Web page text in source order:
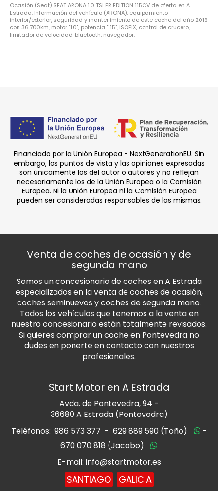
Ocasión (Seat) SEAT ARONA 1.0 TSI FR EDITION 115CV de oferta en A
Estrada. Información del vehículo (ARONA), equipamiento
interior/exterior, seguridad y mantenimiento de este coche del año 2019
con 36.700km, motor "1.0", potencia "115", ISOFIX, control de crucero,
limitador de velocidad, bluetooth, navegador.
Financiado por la Unión Europea - NextGenerationEU. Sin
embargo, los puntos de vista y las opiniones expresadas
son únicamente los del autor o autores y no reflejan
necesariamente los de la Unión Europea o la Comisión
Europea. Ni la Unión Europea ni la Comisión Europea
pueden ser consideradas responsables de las mismas.
Venta de coches de ocasión y de
segunda mano
Somos un concesionario de coches en A Estrada
especializados en la venta de coches de ocasión,
coches seminuevos y coches de segunda mano.
Todos los vehículos que tenemos a la venta en
nuestro concesionario están totalmente revisados.
Si quieres comprar un coche en Pontevedra no
dudes en ponerte en contacto con nuestros
profesionales.
Start Motor en A Estrada
Avda. de Pontevedra, 94 -
36680 A Estrada (Pontevedra)
Teléfonos: 986 573 377 - 629 889 590 (Toño)
-
670 070 818 (Jacobo)
E-mail: info@startmotor.es
SANTIAGO GALICIA